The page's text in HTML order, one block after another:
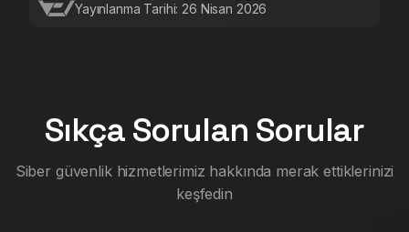
Yayınlanma Tarihi: 26 Nisan 2026
Sıkça Sorulan Sorular
Siber güvenlik hizmetlerimiz hakkında merak ettiklerinizi
keşfedin